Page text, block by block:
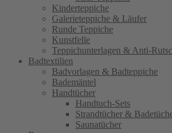
Kinderteppiche
Galerieteppiche & Läufer
Runde Teppiche
Kunstfelle
Teppichunterlagen & Anti-
Badtextilien
Badvorlagen & Badteppiche
Bademäntel
Handtücher
Handtuch-Sets
Strandtücher &
Saunatücher